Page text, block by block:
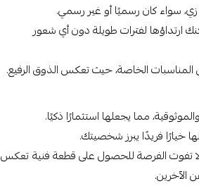
سواء كان رسميًا أو غير رسمي.
لفترات طويلة دون أي شعور
المناسبات الخاصة، حيث تعكس الذوق الرفيع.
مما يجعلها استثمارًا ذكيًا.
خيارًا فريدًا يبرز شخصيتك.
تفوت الفرصة للحصول على قطعة فنية تعكس
الآخرين.